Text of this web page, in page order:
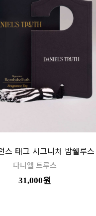
스 태그 시그니처 밤쉘루스
다니엘 트루스
31,000